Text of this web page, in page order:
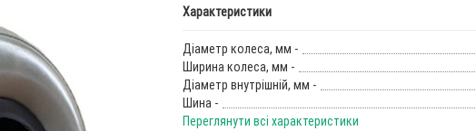
Характеристики
Діаметр колеса, мм -
Ширина колеса, мм -
Діаметр внутрішній, мм -
Шина -
Переглянути всі характеристики